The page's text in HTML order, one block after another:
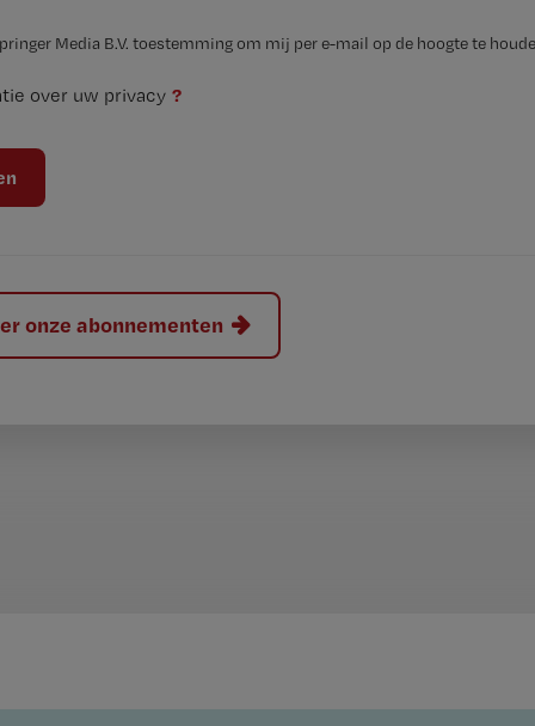
Media B.V. toestemming om mij per e-mail op de hoogte te
over uw privacy ?
onze abonnementen